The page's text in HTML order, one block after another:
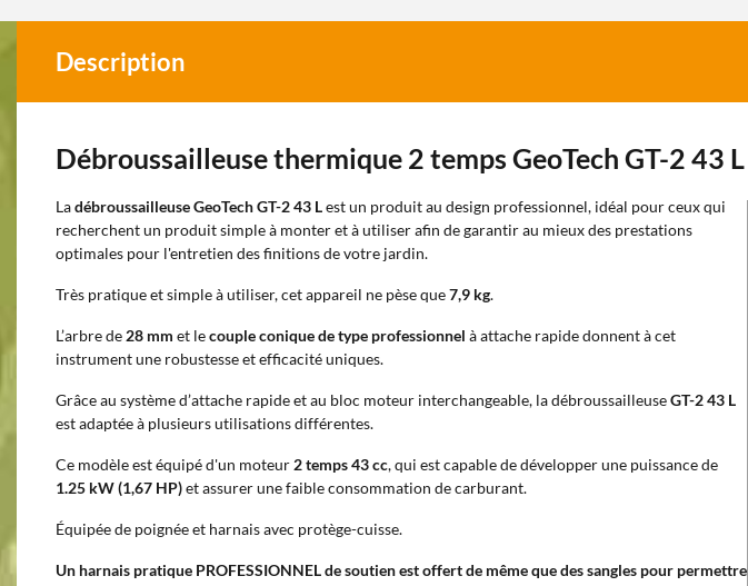
Description
Débroussailleuse thermique 2 temps GeoTech GT-2 43 L
Ladébroussailleuse GeoTech GT-2 43 Lest un produit au design professionnel, idéal pour ceux qui
recherchent un produit simple à monter et à utiliser afin de garantir au mieux des prestations
optimales pour l'entretien des finitions de votre jardin.
Très pratique et simple à utiliser, cet appareil ne pèse que7,9 kg.
L’arbre de 28 mm et lecouple conique de type professionnel à attache rapide donnent à cet
instrument une robustesse et efficacité uniques.
Grâce au système d’attache rapide et au bloc moteur interchangeable, la débroussailleuseGT-2 43 L
est adaptée à plusieurs utilisations différentes.
Ce modèle est équipé d'un moteur 2 temps 43 cc, qui est capable de développer une puissance de
1.25 kW (1,67 HP)et assurer une faible consommation de carburant.
Équipée de poignée et harnais avec protège-cuisse.
Un harnais pratique PROFESSIONNEL de soutien est offert de même que des sangles pour permettre